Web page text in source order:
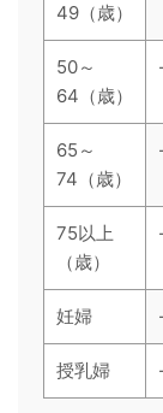
49（歳）
50～
64（歳）
65～
74（歳）
75以上
（歳）
妊婦
授乳婦